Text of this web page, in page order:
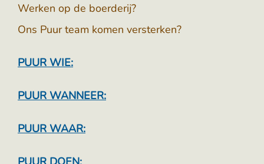
Werken op de boerderij?
Ons Puur team komen versterken?
PUUR WIE:
PUUR WANNEER:
PUUR WAAR: